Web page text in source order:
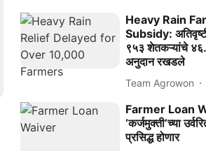
Heavy Rain
Subsidy:
९५३ शेतकऱ्यांचे
अनुदान रखडले
Team Agrowon
Farmer Loan
‘कर्जमुक्ती’च्या
प्रसिद्ध होणार